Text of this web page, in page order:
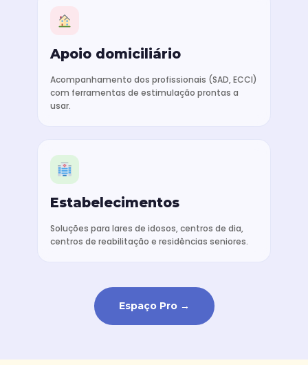
Apoio domiciliário
Acompanhamento dos profissionais (SAD, ECCI)
com ferramentas de estimulação prontas a
usar.
Estabelecimentos
Soluções para lares de idosos, centros de dia,
centros de reabilitação e residências seniores.
Espaço Pro →